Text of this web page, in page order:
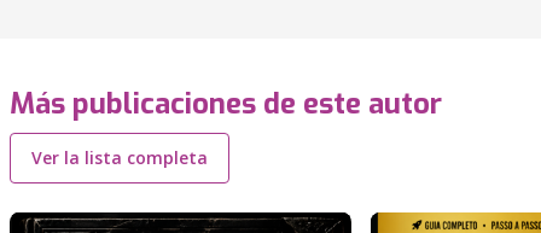
Más publicaciones de este autor
Ver la lista completa